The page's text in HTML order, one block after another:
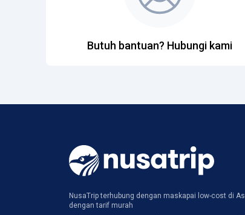
Butuh bantuan? Hubungi kami
NusaTrip terhubung dengan maskapai low-cost di
dengan tarif murah